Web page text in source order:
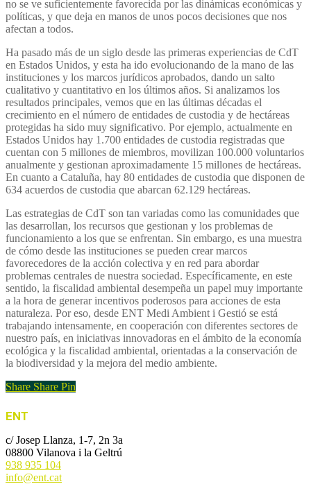
no se ve suficientemente favorecida por las dinámicas económicas y
políticas, y que deja en manos de unos pocos decisiones que nos
afectan a todos.
Ha pasado más de un siglo desde las primeras experiencias de CdT
en Estados Unidos, y esta ha ido evolucionando de la mano de las
instituciones y los marcos jurídicos aprobados, dando un salto
cualitativo y cuantitativo en los últimos años. Si analizamos los
resultados principales, vemos que en las últimas décadas el
crecimiento en el número de entidades de custodia y de hectáreas
protegidas ha sido muy significativo. Por ejemplo, actualmente en
Estados Unidos hay 1.700 entidades de custodia registradas que
cuentan con 5 millones de miembros, movilizan 100.000 voluntarios
anualmente y gestionan aproximadamente 15 millones de hectáreas.
En cuanto a Cataluña, hay 80 entidades de custodia que disponen de
634 acuerdos de custodia que abarcan 62.129 hectáreas.
Las estrategias de CdT son tan variadas como las comunidades que
las desarrollan, los recursos que gestionan y los problemas de
funcionamiento a los que se enfrentan. Sin embargo, es una muestra
de cómo desde las instituciones se pueden crear marcos
favorecedores de la acción colectiva y en red para abordar
problemas centrales de nuestra sociedad. Específicamente, en este
sentido, la fiscalidad ambiental desempeña un papel muy importante
a la hora de generar incentivos poderosos para acciones de esta
naturaleza. Por eso, desde ENT Medi Ambient i Gestió se está
trabajando intensamente, en cooperación con diferentes sectores de
nuestro país, en iniciativas innovadoras en el ámbito de la economía
ecológica y la fiscalidad ambiental, orientadas a la conservación de
la biodiversidad y la mejora del medio ambiente.
Share Share Pin
ENT
c/ Josep Llanza, 1-7, 2n 3a
08800 Vilanova i la Geltrú
938 935 104
info@ent.cat